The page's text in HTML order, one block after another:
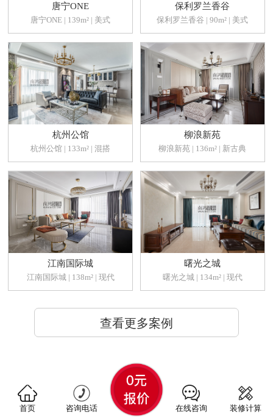
唐宁ONE
唐宁ONE | 139m² | 美式
保利罗兰香谷
保利罗兰香谷 | 90m² | 美式
杭州公馆
杭州公馆 | 133m² | 混搭
柳浪新苑
柳浪新苑 | 136m² | 新古典
江南国际城
江南国际城 | 138m² | 现代
曙光之城
曙光之城 | 134m² | 现代
查看更多案例
首页 咨询电话 在线咨询 装修计算